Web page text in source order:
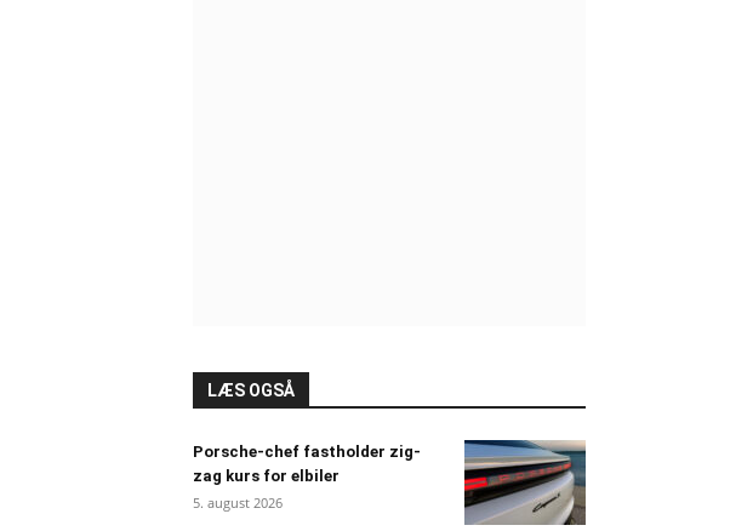
LÆS OGSÅ
Porsche-chef fastholder zig-
zag kurs for elbiler
5. august 2026